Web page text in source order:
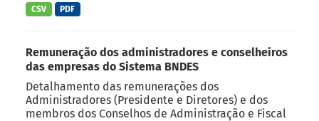
CSV PDF
Remuneração dos administradores e conselheiros
das empresas do Sistema BNDES
Detalhamento das remunerações dos
Administradores (Presidente e Diretores) e dos
membros dos Conselhos de Administração e Fiscal